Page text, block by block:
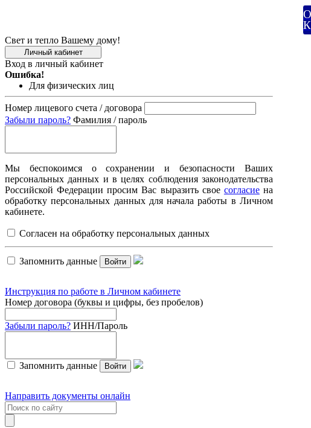
Свет и тепло Вашему дому!
Личный кабинет
Вход в личный кабинет
Ошибка!
Для физических лиц
Номер лицевого счета / договора
Забыли пароль? Фамилия / пароль
Мы беспокоимся о сохранении и безопасности Ваших
персональных данных и в целях соблюдения законодательства
Российской Федерации просим Вас выразить свое согласиена
обработку персональных данных для начала работы в Личном
кабинете.
Согласен на обработку персональных данных
Запомнить данные Войти
Инструкция по работе в Личном кабинете
Номер договора (буквы и цифры, без пробелов)
Забыли пароль? ИНН/Пароль
Запомнить данные Войти
Направить документы онлайн